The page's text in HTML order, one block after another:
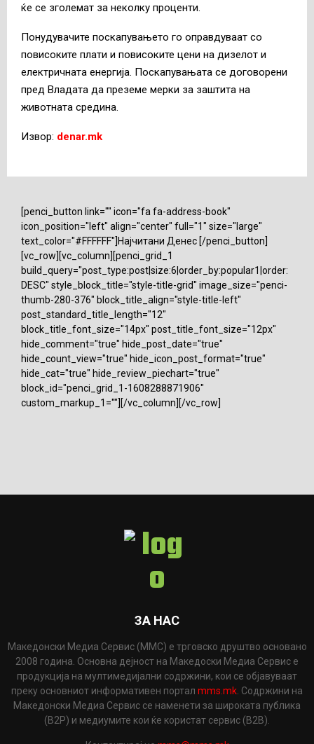
ќе се зголемат за неколку проценти.
Понудувачите поскапувањето го оправдуваат со
повисоките плати и повисоките цени на дизелот и
електричната енергија. Поскапувањата се договорени
пред Владата да преземе мерки за заштита на
животната средина.
Извор: denar.mk
[penci_button link="" icon="fa fa-address-book"
icon_position="left" align="center" full="1" size="large"
text_color="#FFFFFF"]Најчитани Денес [/penci_button]
[vc_row][vc_column][penci_grid_1
build_query="post_type:post|size:6|order_by:popular1|order:
DESC" style_block_title="style-title-grid" image_size="penci-
thumb-280-376" block_title_align="style-title-left"
post_standard_title_length="12"
block_title_font_size="14px" post_title_font_size="12px"
hide_comment="true" hide_post_date="true"
hide_count_view="true" hide_icon_post_format="true"
hide_cat="true" hide_review_piechart="true"
block_id="penci_grid_1-1608288871906"
custom_markup_1=""][/vc_column][/vc_row]
ЗА НАС
Македонски Медиа Сервис (ММС) е трговско друштво основано
2008 година. Основна дејност на Македоски Медиа Сервис е
продукција на мултимедијални содржини, кои се објавуваат
преку основниот информативен портал mms.mk. Содржини на
Македонски Медиа Сервис се наменети за широката публика
(B2P) и медиумите кои ќе користат сервис (B2B).